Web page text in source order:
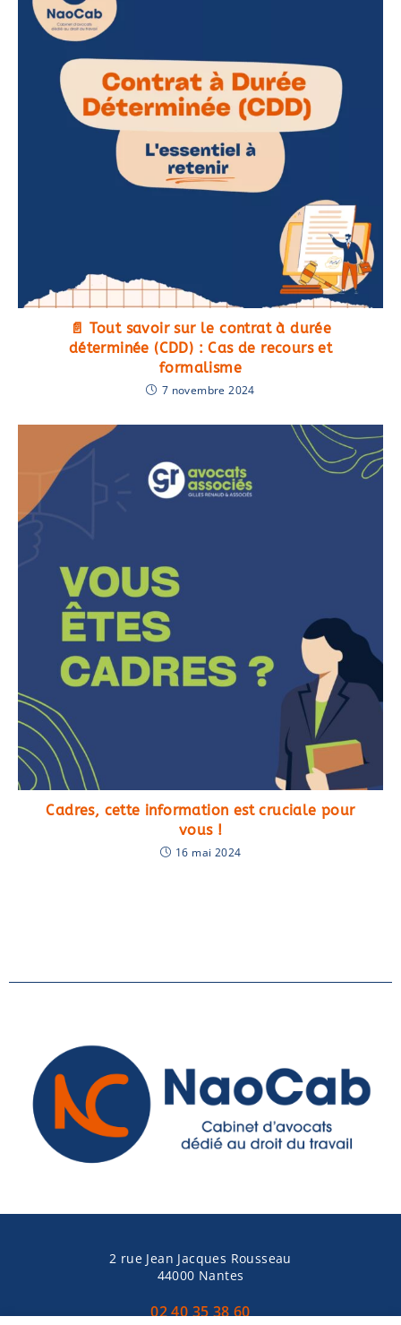
📄 Tout savoir sur le contrat à durée
déterminée (CDD) : Cas de recours et
formalisme
7 novembre 2024
Cadres, cette information est cruciale pour
vous !
16 mai 2024
2 rue Jean Jacques Rousseau
44000 Nantes
02 40 35 38 60